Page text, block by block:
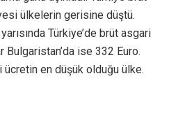
ülkelerin gerisine düştü.
Türkiye’de brüt asgari
Bulgaristan’da ise 332 Euro.
ücretin en düşük olduğu ülke.